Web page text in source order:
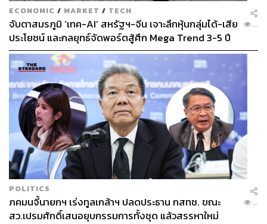
ECONOMIC / MARKET / TECH
จับตาสมรภูมิ ‘เทค-AI’ สหรัฐฯ-จีน เจาะลึกหุ้นกลุ่มได้-เสีย
ประโยชน์ และกลยุทธ์จัดพอร์ตสู้ศึก Mega Trend 3-5 ปี
ข้างหน้า
...
POLITICS
ภคมนจี้นายกฯ เร่งทูลเกล้าฯ ปลดประธาน กสทช. ขณะ
สว.เปรมศักดิ์เสนอยุบกรรมการทั้งชุด แล้วสรรหาใหม่
...